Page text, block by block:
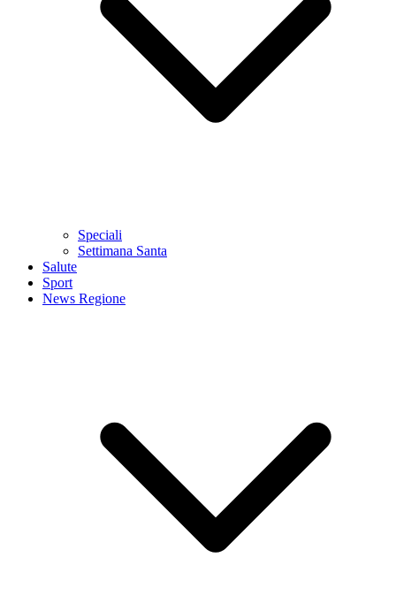
Speciali
Settimana Santa
Salute
Sport
News Regione